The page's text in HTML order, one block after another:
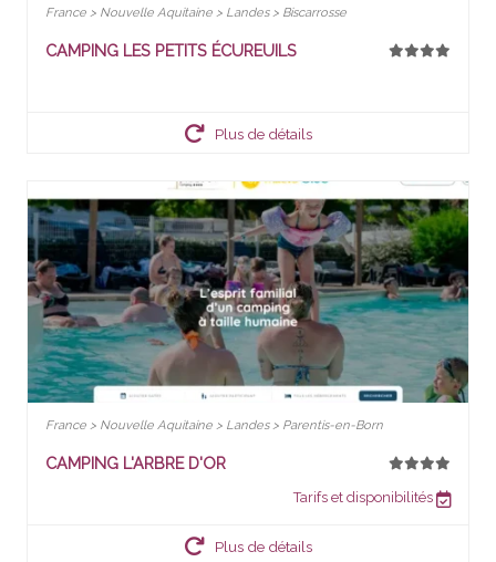
France > Nouvelle Aquitaine > Landes > Biscarrosse
CAMPING LES PETITS ÉCUREUILS
Plus de détails
France > Nouvelle Aquitaine > Landes > Parentis-en-Born
CAMPING L'ARBRE D'OR
Tarifs et disponibilités
Plus de détails